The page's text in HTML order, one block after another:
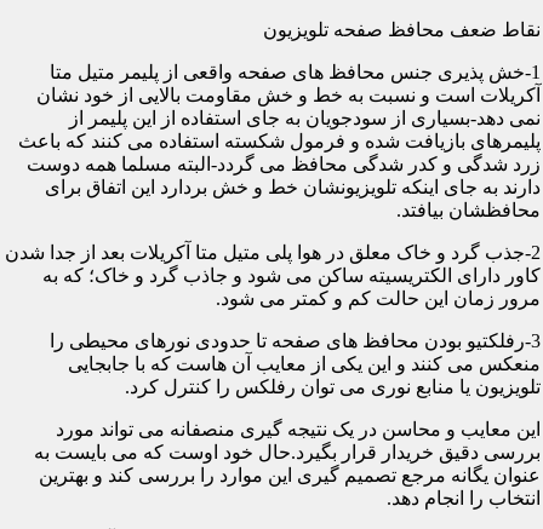
نقاط ضعف محافظ صفحه تلویزیون
1-خش پذیری جنس محافظ های صفحه واقعی از پلیمر متیل متا
آکریلات است و نسبت به خط و خش مقاومت بالایی از خود نشان
نمی دهد-بسیاری از سودجویان به جای استفاده از این پلیمر از
پلیمرهای بازیافت شده و فرمول شکسته استفاده می کنند که باعث
زرد شدگی و کدر شدگی محافظ می گردد-البته مسلما همه دوست
دارند به جای اینکه تلویزیونشان خط و خش بردارد این اتفاق برای
محافظشان بیافتد.
2-جذب گرد و خاک معلق در هوا پلی متیل متا آکریلات بعد از جدا شدن
کاور دارای الکتریسیته ساکن می شود و جاذب گرد و خاک؛ که به
مرور زمان این حالت کم و کمتر می شود.
3-رفلکتیو بودن محافظ های صفحه تا حدودی نورهای محیطی را
منعکس می کنند و این یکی از معایب آن هاست که با جابجایی
تلویزیون یا منابع نوری می توان رفلکس را کنترل کرد.
این معایب و محاسن در یک نتیجه گیری منصفانه می تواند مورد
بررسی دقیق خریدار قرار بگیرد.حال خود اوست که می بایست به
عنوان یگانه مرجع تصمیم گیری این موارد را بررسی کند و بهترین
انتخاب را انجام دهد.